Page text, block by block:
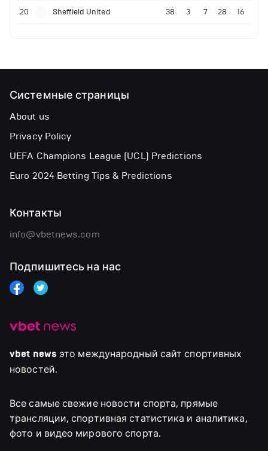
20 Sheffield United 38 3 7 28 16
vbet news это международный сайт спортивных
новостей.
Все самые свежие новости спорта, прямые
трансляции, спортивная статистика и аналитика,
фото и видео мирового спорта.
Системные страницы
About us
Privacy Policy
UEFA Champions League (UCL) Predictions
Euro 2024 Betting Tips & Predictions
Контакты
info@vbetnews.com
Подпишитесь на нас